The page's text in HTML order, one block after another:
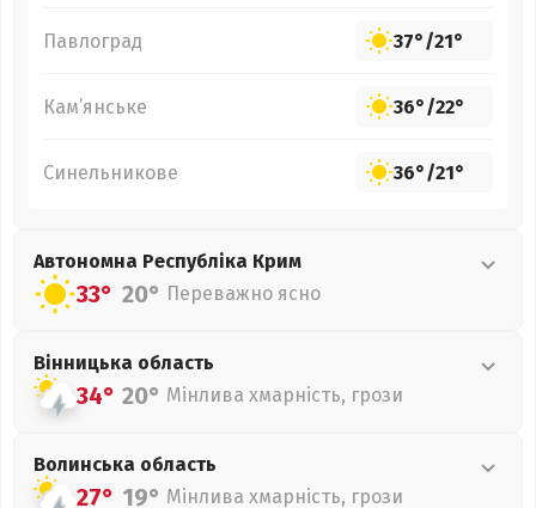
Павлоград 37°/21°
Кам’янське 36°/22°
Синельникове 36°/21°
Автономна Республіка Крим
33° 20° Переважно ясно
Вінницька область
34° 20° Мінлива хмарність, грози
Волинська область
27° 19° Мінлива хмарність, грози